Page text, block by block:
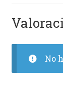
No